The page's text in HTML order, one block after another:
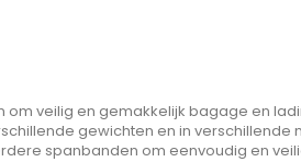
veilig en gemakkelijk bagage en
gewichten en in verschillende
spanbanden om eenvoudig en